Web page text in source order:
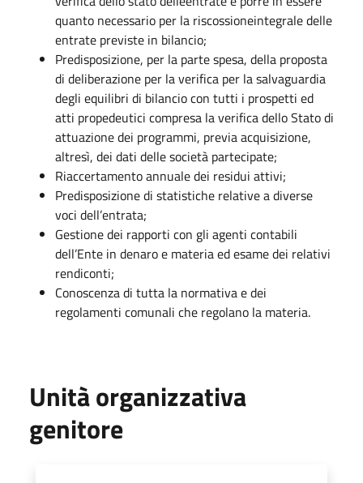
quanto necessario per la riscossioneintegrale delle
entrate previste in bilancio;
Predisposizione, per la parte spesa, della proposta
di deliberazione per la verifica per la salvaguardia
degli equilibri di bilancio con tutti i prospetti ed
atti propedeutici compresa la verifica dello Stato di
attuazione dei programmi, previa acquisizione,
altresì, dei dati delle società partecipate;
Riaccertamento annuale dei residui attivi;
Predisposizione di statistiche relative a diverse
voci dell’entrata;
Gestione dei rapporti con gli agenti contabili
dell’Ente in denaro e materia ed esame dei relativi
rendiconti;
Conoscenza di tutta la normativa e dei
regolamenti comunali che regolano la materia.
Unità organizzativa
genitore